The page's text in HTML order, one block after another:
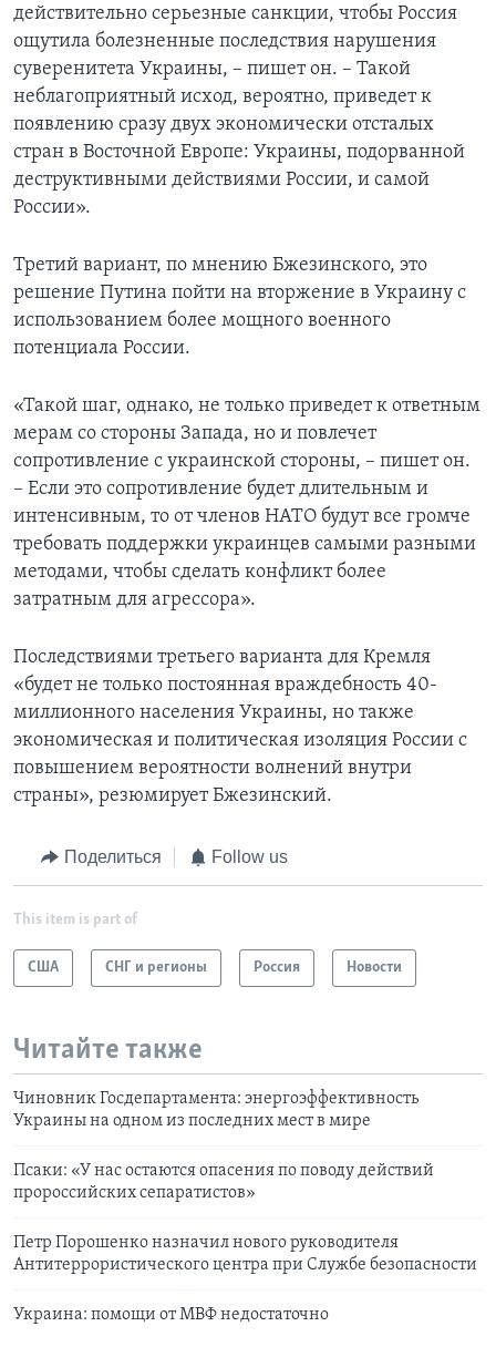
действительно серьезные санкции, чтобы Россия
ощутила болезненные последствия нарушения
суверенитета Украины, – пишет он. – Такой
неблагоприятный исход, вероятно, приведет к
появлению сразу двух экономически отсталых
стран в Восточной Европе: Украины, подорванной
деструктивными действиями России, и самой
России».
Третий вариант, по мнению Бжезинского, это
решение Путина пойти на вторжение в Украину с
использованием более мощного военного
потенциала России.
«Такой шаг, однако, не только приведет к ответным
мерам со стороны Запада, но и повлечет
сопротивление с украинской стороны, – пишет он.
– Если это сопротивление будет длительным и
интенсивным, то от членов НАТО будут все громче
требовать поддержки украинцев самыми разными
методами, чтобы сделать конфликт более
затратным для агрессора».
Последствиями третьего варианта для Кремля
«будет не только постоянная враждебность 40-
миллионного населения Украины, но также
экономическая и политическая изоляция России с
повышением вероятности волнений внутри
страны», резюмирует Бжезинский.
Поделиться Follow us
This item is part of
США СНГ и регионы Россия Новости
Читайте также
Чиновник Госдепартамента: энергоэффективность
Украины на одном из последних мест в мире
Псаки: «У нас остаются опасения по поводу действий
пророссийских сепаратистов»
Петр Порошенко назначил нового руководителя
Антитеррористического центра при Службе безопасности
Украина: помощи от МВФ недостаточно